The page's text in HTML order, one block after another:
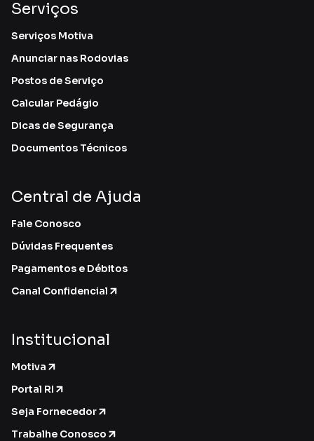
Serviços
Serviços Motiva
Anunciar nas Rodovias
Postos de Serviço
Calcular Pedágio
Dicas de Segurança
Documentos Técnicos
Central de Ajuda
Fale Conosco
Dúvidas Frequentes
Pagamentos e Débitos
Canal Confidencial
Institucional
Motiva
Portal RI
Seja Fornecedor
Trabalhe Conosco